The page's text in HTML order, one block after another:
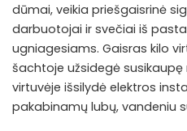
dūmai, veikia priešgaisrinė
darbuotojai ir svečiai iš
ugniagesiams. Gaisras kilo
šachtoje užsidegė
virtuvėje išsilydė elektros
pakabinamų lubų, vandeniu